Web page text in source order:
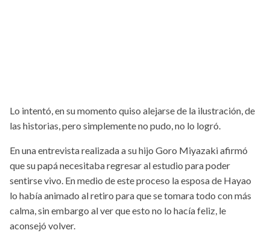
Lo intentó, en su momento quiso alejarse de la ilustración, de
las historias, pero simplemente no pudo, no lo logró.
En una entrevista realizada a su hijo Goro Miyazaki afirmó
que su papá necesitaba regresar al estudio para poder
sentirse vivo. En medio de este proceso la esposa de Hayao
lo había animado al retiro para que se tomara todo con más
calma, sin embargo al ver que esto no lo hacía feliz, le
aconsejó volver.